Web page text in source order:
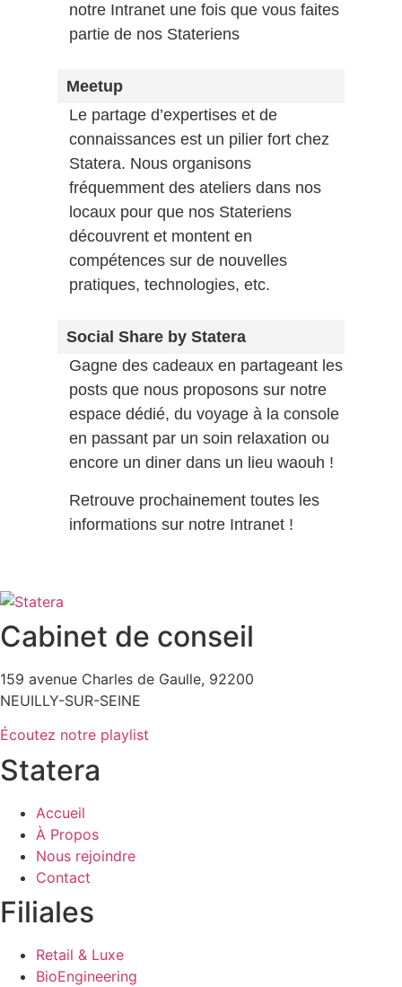
notre Intranet une fois que vous faites
partie de nos Stateriens
Meetup
Le partage d’expertises et de
connaissances est un pilier fort chez
Statera. Nous organisons
fréquemment des ateliers dans nos
locaux pour que nos Stateriens
découvrent et montent en
compétences sur de nouvelles
pratiques, technologies, etc.
Social Share by Statera
Gagne des cadeaux en partageant les
posts que nous proposons sur notre
espace dédié, du voyage à la console
en passant par un soin relaxation ou
encore un diner dans un lieu waouh !
Retrouve prochainement toutes les
informations sur notre Intranet !
Cabinet de conseil
159 avenue Charles de Gaulle, 92200
NEUILLY-SUR-SEINE
Écoutez notre playlist
Statera
Accueil
À Propos
Nous rejoindre
Contact
Filiales
Retail & Luxe
BioEngineering